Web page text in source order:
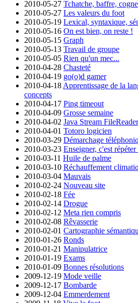
2010-05-27 Tchatche, baffre, cogne
2010-05-27 Les valeurs du foot
2010-05-19 Lexical, syntaxique,
2010-05-16 On est bien, on reste !
2010-05-15 Graph
2010-05-13 Travail de groupe
2010-05-05 Rien qu'un mec...
2010-04-28 Chasteté
2010-04-19 go(o)d gamer
2010-04-18 Apprentissage de la
concepts
2010-04-17 Ping timeout
2010-04-09 Grosse semaine
2010-04-02 Java Stream
2010-04-01 Totoro logicien
2010-03-29 Démarchage
2010-03-23 Enseigner, c'est répéter
2010-03-11 Huile de palme
2010-03-10 Réchauffement
2010-03-04 Mauvais
2010-02-24 Nouveau site
2010-02-18 Fée
2010-02-14 Drogue
2010-02-12 Meta rien compris
2010-02-08 Rêvasserie
2010-02-01 Cartographie
2010-01-26 Ronds
2010-01-21 Manipulatrice
2010-01-19 Exams
2010-01-09 Bonnes résolutions
2009-12-19 Mode veille
2009-12-17 Bombarde
2009-12-04 Emmerdement